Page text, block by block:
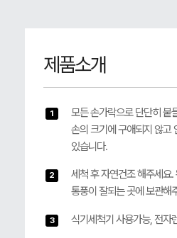
제품소개
1
모든 손가락으로 단단히 붙
손의 크기에 구애되지 않고
있습니다.
2
세척 후 자연건조 해주세요.
통풍이 잘되는 곳에 보관해
3 식기세척기 사용가능, 전자